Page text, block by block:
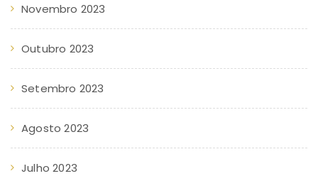
Novembro 2023
Outubro 2023
Setembro 2023
Agosto 2023
Julho 2023